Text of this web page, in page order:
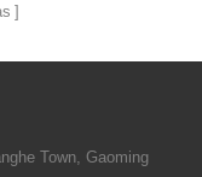
Town, Gaoming